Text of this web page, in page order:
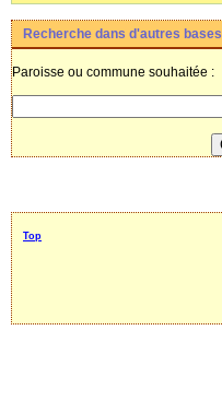
Recherche dans d'autres bases
Paroisse ou commune souhaitée :
Top